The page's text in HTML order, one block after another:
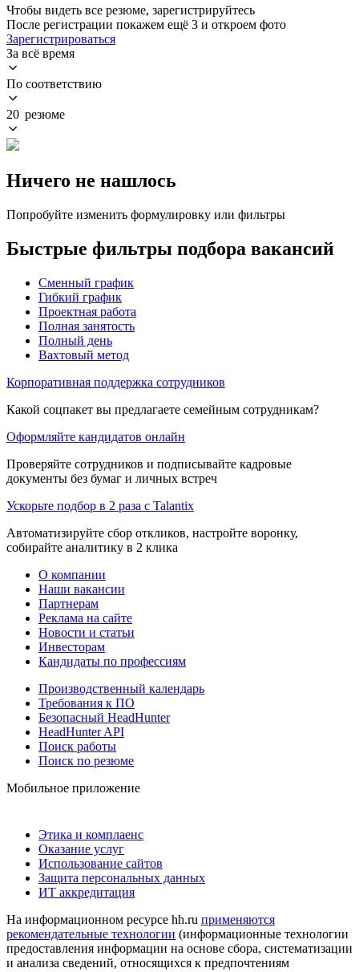
Чтобы видеть все резюме, зарегистрируйтесь
После регистрации покажем ещё 3 и откроем фото
Зарегистрироваться
За всё время
По соответствию
20 резюме
Ничего не нашлось
Попробуйте изменить формулировку или фильтры
Быстрые фильтры подбора вакансий
Сменный график
Гибкий график
Проектная работа
Полная занятость
Полный день
Вахтовый метод
Корпоративная поддержка сотрудников
Какой соцпакет вы предлагаете семейным сотрудникам?
Оформляйте кандидатов онлайн
Проверяйте сотрудников и подписывайте кадровые
документы без бумаг и личных встреч
Ускорьте подбор в 2 раза с Talantix
Автоматизируйте сбор откликов, настройте воронку,
собирайте аналитику в 2 клика
О компании
Наши вакансии
Партнерам
Реклама на сайте
Новости и статьи
Инвесторам
Кандидаты по профессиям
Производственный календарь
Требования к ПО
Безопасный HeadHunter
HeadHunter API
Поиск работы
Поиск по резюме
Мобильное приложение
Этика и комплаенс
Оказание услуг
Использование сайтов
Защита персональных данных
ИТ аккредитация
На информационном ресурсе hh.ru применяются
рекомендательные технологии (информационные технологии
предоставления информации на основе сбора, систематизации
и анализа сведений, относящихся к предпочтениям